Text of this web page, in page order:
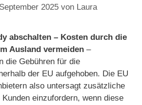
2025 von Laura
abschalten – Kosten durch die
Ausland vermeiden –
die Gebühren für die
der EU aufgehoben. Die EU
also untersagt zusätzliche
einzufordern, wenn diese